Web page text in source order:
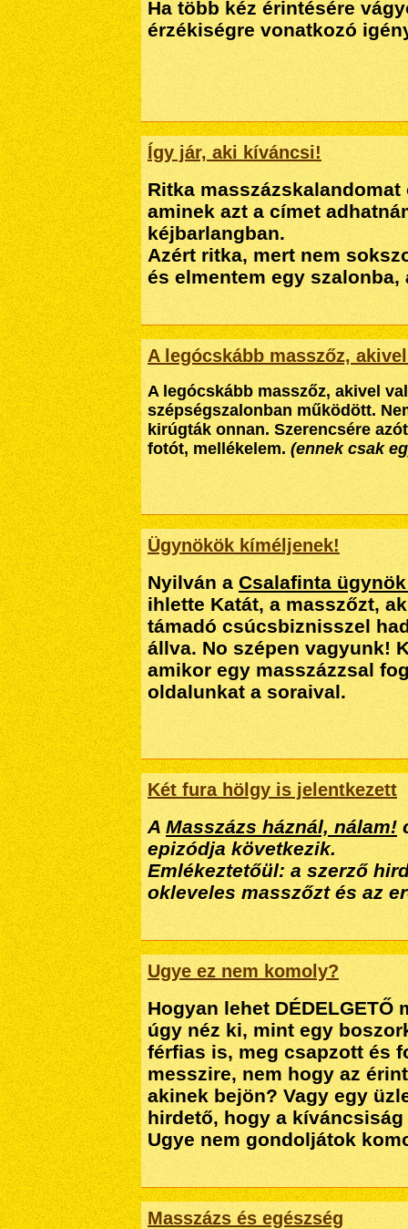
Ha több kéz érintésére
érzékiségre vonatkozó
Így jár, aki kíváncsi!
Ritka
aminek azt a címet
kéjbarlangban.
Azért ritka, mert nem
és elmentem egy
A legócskább masszőz,
A legócskább masszőz, akivel
szépségszalonban működött.
kirúgták onnan. Szerencsére
fotót, mellékelem. (ennek csak
Ügynökök kíméljenek!
Nyilván a Csalafinta
ihlette Katát, a masszőzt,
támadó csúcsbiznisszel
állva. No szépen vagyunk!
amikor egy masszázzsal
oldalunkat a soraival.
Két fura hölgy is jelentkezett
A Masszázs háznál, nálam!
epizódja következik.
Emlékeztetőül: a szerző
okleveles masszőzt és az
Ugye ez nem komoly?
Hogyan lehet
úgy néz ki, mint egy
férfias is, meg csapzott és
messzire, nem hogy az
akinek bejön? Vagy egy
hirdető, hogy a
Ugye nem gondoljátok
Masszázs és egészség